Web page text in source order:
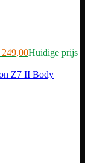
249,00Huidige prijs